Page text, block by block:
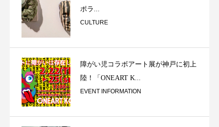
ポラ...
CULTURE
障がい児コラボアート展が神戸に初上
陸！「ONEART K...
EVENT INFORMATION